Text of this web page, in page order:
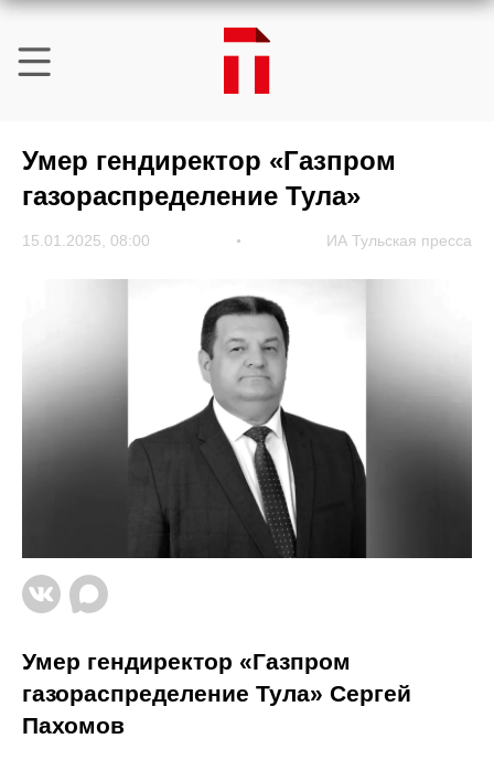
Умер гендиректор «Газпром
газораспределение Тула»
15.01.2025, 08:00 ИА Тульская пресса
Умер гендиректор «Газпром
газораспределение Тула» Сергей
Пахомов